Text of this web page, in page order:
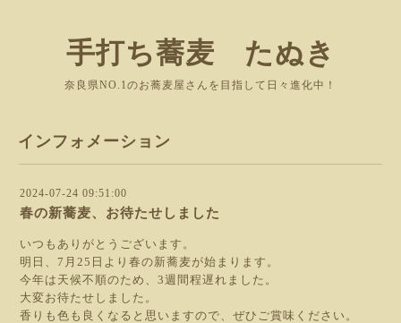
手打ち蕎麦 たぬき
奈良県NO.1のお蕎麦屋さんを目指して日々進化中！
インフォメーション
2024-07-24 09:51:00
春の新蕎麦、お待たせしました
いつもありがとうございます。
明日、7月25日より春の新蕎麦が始まります。
今年は天候不順のため、3週間程遅れました。
大変お待たせしました。
香りも色も良くなると思いますので、ぜひご賞味ください。